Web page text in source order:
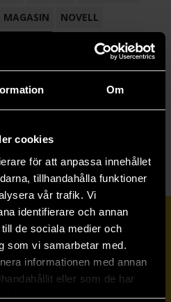
Om
cookies
för att anpassa innehållet
tillhandahålla funktioner
vår trafik. Vi
identifierare och annan
de sociala medier och
som vi samarbetar med.
informationen med annan
eller som de har
deras tjänster.
MAGASIN
NOVELL
ROMAN
vårt nyhetsbrev